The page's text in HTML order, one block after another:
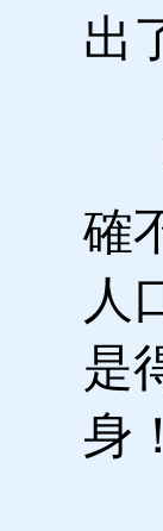
出
確
人
是
身